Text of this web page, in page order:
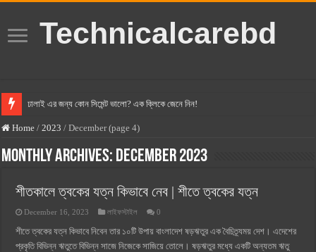
Technicalcarebd
ঢালাই এর জন্য কোন সিমেন্ট ভালো? এক ক্লিকে জেনে নিন!
বসুন্ধরা সিমেন্ট এর দাম ২০২৫
স্ক্যান সিমেন্ট এর দাম ২০২৫
সুপারক্রিট সিমেন্ট দাম ২০২৫
জুডিশিয়াল ম্যাজিস্ট্রেট কি? জুডিশিয়াল ম্যাজিস্ট্রেট এর সুযোগ সুবিধা
ওয়ালটন মোবাইল কিস্তিতে কেনার নিয়ম ২০২৫
Home / 2023 / December (page 4)
Monthly Archives: December 2023
শীতকালে ত্বকের যত্ন কিভাবে নেব | শীতে ত্বকের যত্ন
December 16, 2023 লাইফস্টাইল 0
শীতে ত্বকের যত্ন কিভাবে নিবেন তার ১০টি উপায় বাংলাদেশ ষড়ঋতুর এক বৈচিত্র্যময় দেশ। এদেশের
প্রকৃতি বিভিন্ন ঋতুতে বিভিন্ন সাজে নিজেকে সাজিয়ে তোলে। ষড়ঋতুর মধ্যে একটি অন্যতম ঋতু